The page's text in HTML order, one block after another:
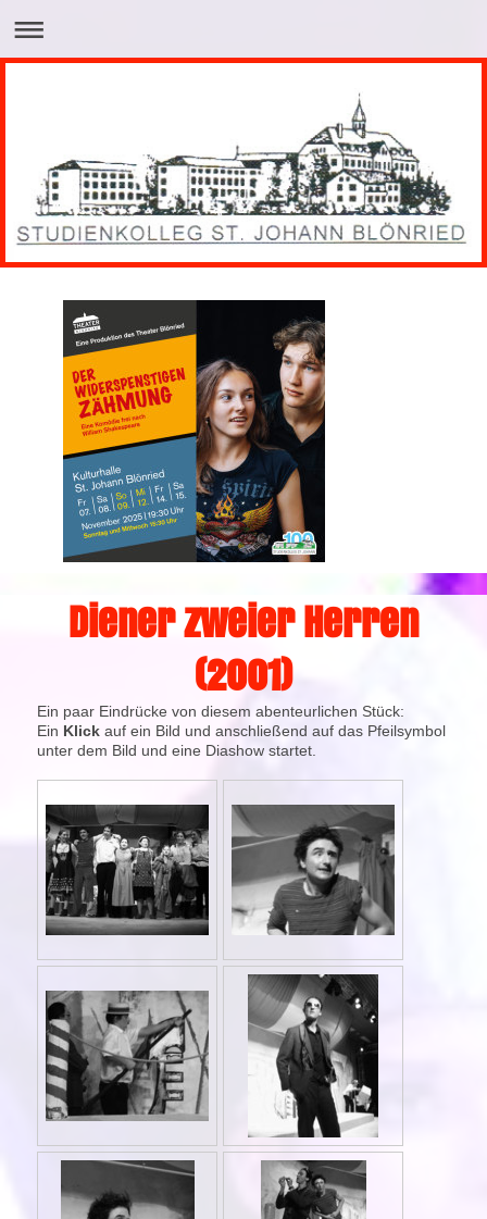
Diener zweier Herren
(2001)
Ein paar Eindrücke von diesem abenteurlichen Stück:
Ein Klick auf ein Bild und anschließend auf das Pfeilsymbol
unter dem Bild und eine Diashow startet.